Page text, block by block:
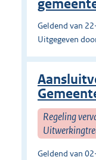
Geldend van
Uitgegeven
Regeling
Geldend van